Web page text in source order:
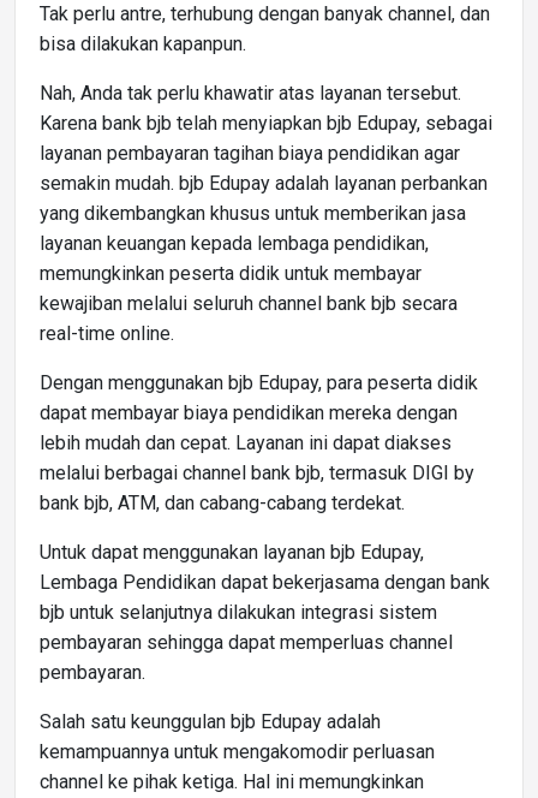
Tak perlu antre, terhubung dengan banyak channel, dan
bisa dilakukan kapanpun.
Nah, Anda tak perlu khawatir atas layanan tersebut.
Karena bank bjb telah menyiapkan bjb Edupay, sebagai
layanan pembayaran tagihan biaya pendidikan agar
semakin mudah. bjb Edupay adalah layanan perbankan
yang dikembangkan khusus untuk memberikan jasa
layanan keuangan kepada lembaga pendidikan,
memungkinkan peserta didik untuk membayar
kewajiban melalui seluruh channel bank bjb secara
real-time online.
Dengan menggunakan bjb Edupay, para peserta didik
dapat membayar biaya pendidikan mereka dengan
lebih mudah dan cepat. Layanan ini dapat diakses
melalui berbagai channel bank bjb, termasuk DIGI by
bank bjb, ATM, dan cabang-cabang terdekat.
Untuk dapat menggunakan layanan bjb Edupay,
Lembaga Pendidikan dapat bekerjasama dengan bank
bjb untuk selanjutnya dilakukan integrasi sistem
pembayaran sehingga dapat memperluas channel
pembayaran.
Salah satu keunggulan bjb Edupay adalah
kemampuannya untuk mengakomodir perluasan
channel ke pihak ketiga. Hal ini memungkinkan